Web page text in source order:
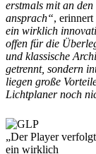
erstmals mit an
ansprach“, erinnert
ein wirklich
offen für die
und klassische
getrennt, sondern
liegen große
Lichtplaner noch
„Der Player verfolgt
ein wirklich